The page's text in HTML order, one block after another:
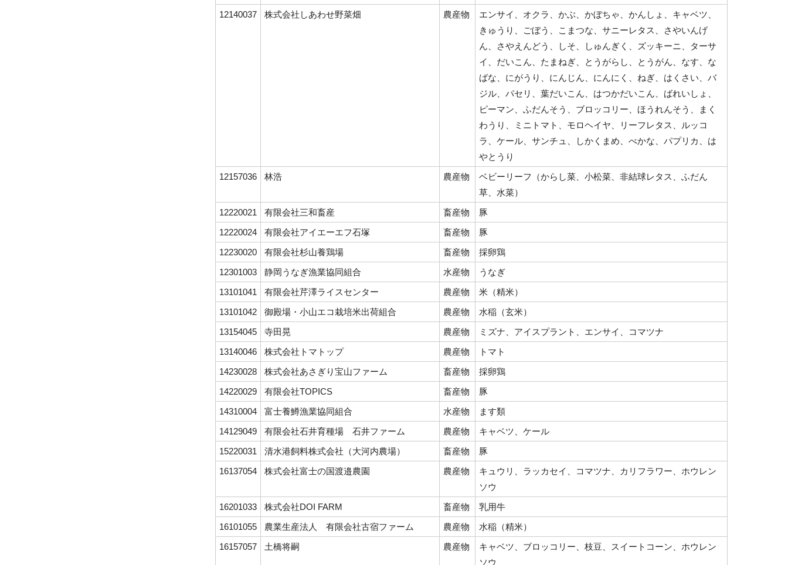
12140037
株式会社しあわせ野菜畑 農産物
エンサイ、オクラ、かぶ、かぼちゃ、かんしょ、キャベツ、
きゅうり、ごぼう、こまつな、サニーレタス、さやいんげ
ん、さやえんどう、しそ、しゅんぎく、ズッキーニ、ターサ
イ、だいこん、たまねぎ、とうがらし、とうがん、なす、な
ばな、にがうり、にんじん、にんにく、ねぎ、はくさい、バ
ジル、パセリ、葉だいこん、はつかだいこん、ばれいしょ、
ピーマン、ふだんそう、ブロッコリー、ほうれんそう、まく
わうり、ミニトマト、モロヘイヤ、リーフレタス、ルッコ
ラ、ケール、サンチュ、しかくまめ、べかな、パプリカ、は
やとうり
12157036
林浩 農産物
ベビーリーフ（からし菜、小松菜、非結球レタス、ふだん
草、水菜）
12220021
有限会社三和畜産 畜産物
豚
12220024
有限会社アイエーエフ石塚 畜産物
豚
12230020
有限会社杉山養鶏場 畜産物
採卵鶏
12301003
静岡うなぎ漁業協同組合 水産物
うなぎ
13101041
有限会社芹澤ライスセンター 農産物
米（精米）
13101042
御殿場・小山エコ栽培米出荷組合 農産物
水稲（玄米）
13154045
寺田晃 農産物
ミズナ、アイスプラント、エンサイ、コマツナ
13140046
株式会社トマトップ 農産物
トマト
14230028
株式会社あさぎり宝山ファーム 畜産物
採卵鶏
14220029
有限会社TOPICS 畜産物
豚
14310004
富士養鱒漁業協同組合 水産物
ます類
14129049
有限会社石井育種場 石井ファーム 農産物
キャベツ、ケール
15220031
清水港飼料株式会社（大河内農場） 畜産物
豚
16137054
株式会社富士の国渡邉農園 農産物
キュウリ、ラッカセイ、コマツナ、カリフラワー、ホウレン
ソウ
16201033
株式会社DOI FARM 畜産物
乳用牛
16101055
農業生産法人 有限会社古宿ファーム 農産物
水稲（精米）
16157057
土橋将嗣 農産物
キャベツ、ブロッコリー、枝豆、スイートコーン、ホウレン
ソウ